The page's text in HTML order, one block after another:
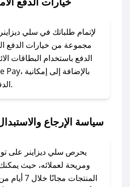
لا تقلق! يمكنك التواصل
الرسائل الخاصة على تويتر
وسنقوم بحل
مراسلتنا مباشرة وسنعمل
لإتمام طلباتك في سلي
مجموعة من خيارات الدفع
الدفع باستخدام البطاقات
الدفع بالتقسيط الشهري.
سياسة الإرجاع
يحرص سلي ديزاينر على
ومريحة لعملائه، حيث
المنتجات